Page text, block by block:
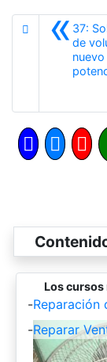
«37:
de
nuevo
Los cursos
-Reparación
-Reparar